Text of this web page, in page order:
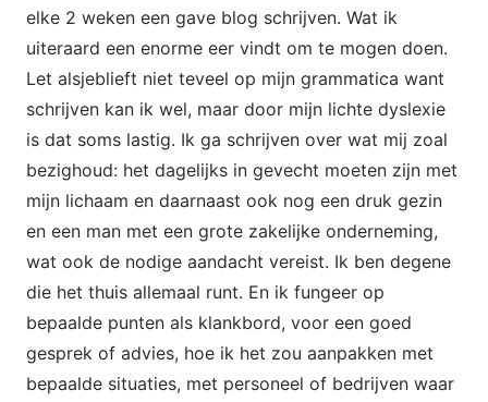
elke 2 weken een gave blog schrijven. Wat ik
uiteraard een enorme eer vindt om te mogen doen.
Let alsjeblieft niet teveel op mijn grammatica want
schrijven kan ik wel, maar door mijn lichte dyslexie
is dat soms lastig. Ik ga schrijven over wat mij zoal
bezighoud: het dagelijks in gevecht moeten zijn met
mijn lichaam en daarnaast ook nog een druk gezin
en een man met een grote zakelijke onderneming,
wat ook de nodige aandacht vereist. Ik ben degene
die het thuis allemaal runt. En ik fungeer op
bepaalde punten als klankbord, voor een goed
gesprek of advies, hoe ik het zou aanpakken met
bepaalde situaties, met personeel of bedrijven waar